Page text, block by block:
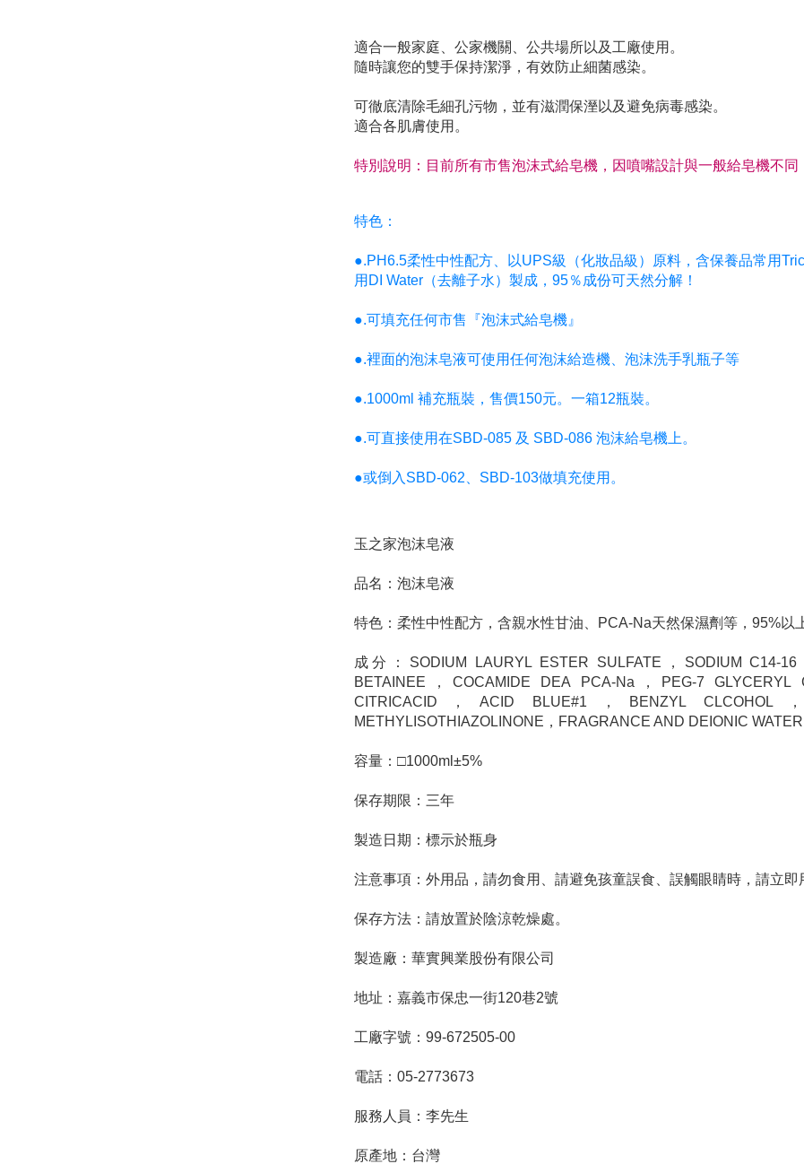
適合一般家庭、公家機關、公共場所以及工廠使用。
隨時讓您的雙手保持潔淨，有效防止細菌感染。
可徹底清除毛細孔污物，並有滋潤保溼以及避免病毒感染。
適合各肌膚使用。
特別說明：目前所有市售泡沫式給皂機，因噴嘴設計與一般給皂機不
特色：
●.PH6.5柔性中性配方、以UPS級（化妝品級）原料，含保養品常用
用DI Water（去離子水）製成，95％成份可天然分解！
●.可填充任何市售『泡沫式給皂機』
●.裡面的泡沫皂液可使用任何泡沫給造機、泡沫洗手乳瓶子等
●.1000ml 補充瓶裝，售價150元。一箱12瓶裝。
●.可直接使用在SBD-085 及 SBD-086 泡沫給皂機上。
●或倒入SBD-062、SBD-103做填充使用。
玉之家泡沫皂液
品名：泡沫皂液
特色：柔性中性配方，含親水性甘油、PCA-Na天然保濕劑等，95%以
成分：SODIUM LAURYL ESTER SULFATE，SODIUM C14-16
BETAINEE，COCAMIDE DEA PCA-Na，PEG-7 GLYCERYL
CITRICACID，ACID BLUE#1，BENZYL CLCOHOL，
METHYLISOTHIAZOLINONE，FRAGRANCE AND DEIONIC WATER
容量：□1000ml±5%
保存期限：三年
製造日期：標示於瓶身
注意事項：外用品，請勿食用、請避免孩童誤食、誤觸眼睛時，請立即
保存方法：請放置於陰涼乾燥處。
製造廠：華實興業股份有限公司
地址：嘉義市保忠一街120巷2號
工廠字號：99-672505-00
電話：05-2773673
​服務人員：李先生
原產地：台灣